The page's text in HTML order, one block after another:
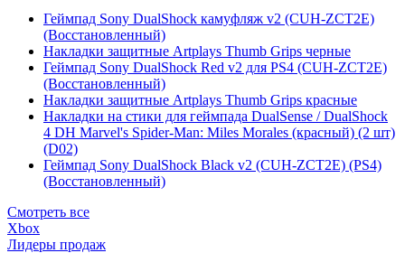
Геймпад Sony DualShock камуфляж v2 (CUH-ZCT2E)
(Восстановленный)
Накладки защитные Artplays Thumb Grips черные
Геймпад Sony DualShock Red v2 для PS4 (CUH-ZCT2E)
(Восстановленный)
Накладки защитные Artplays Thumb Grips красные
Накладки на стики для геймпада DualSense / DualShock
4 DH Marvel's Spider-Man: Miles Morales (красный) (2 шт)
(D02)
Геймпад Sony DualShock Black v2 (CUH-ZCT2E) (PS4)
(Восстановленный)
Смотреть все
Xbox
Лидеры продаж